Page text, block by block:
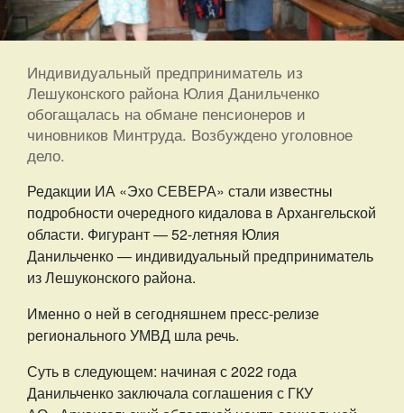
Индивидуальный предприниматель из
Лешуконского района Юлия Данильченко
обогащалась на обмане пенсионеров и
чиновников Минтруда. Возбуждено уголовное
дело.
Редакции ИА «Эхо СЕВЕРА» стали известны
подробности очередного кидалова в Архангельской
области. Фигурант — 52-летняя Юлия
Данильченко — индивидуальный предприниматель
из Лешуконского района.
Именно о ней в сегодняшнем пресс-релизе
регионального УМВД шла речь.
Суть в следующем: начиная с 2022 года
Данильченко заключала соглашения с ГКУ